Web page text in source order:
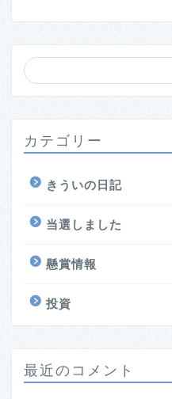
カテゴリー
きういの日記
当選しました
懸賞情報
投資
最近のコメント